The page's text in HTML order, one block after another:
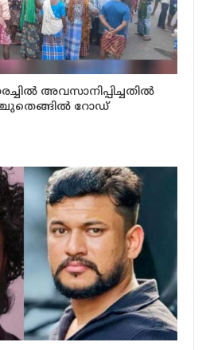
അവസാനിപ്പിച്ചതിൽ
റോഡ്